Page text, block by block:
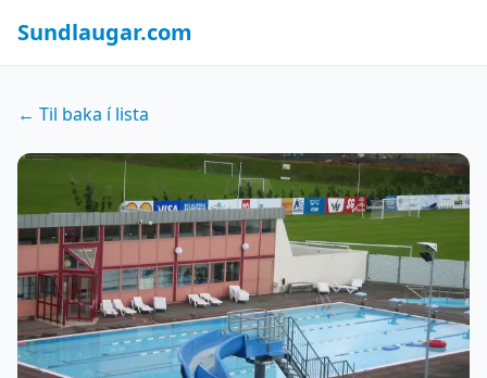
Sundlaugar.com
← Til baka í lista